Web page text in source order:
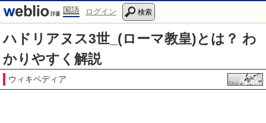
国語 ログイン 検索
ハドリアヌス3世_(ローマ教皇)とは？ わ
かりやすく解説
ウィキペディア